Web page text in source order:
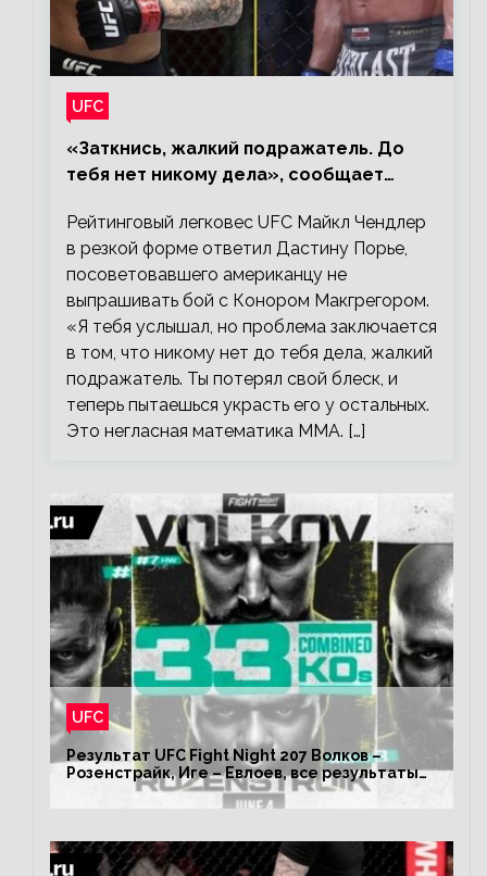
UFC
«Заткнись, жалкий подражатель. До
тебя нет никому дела», сообщает
Рейтинговый легковес UFC Майкл Чендлер
в резкой форме ответил Дастину Порье,
посоветовавшего американцу не
выпрашивать бой с Конором Макгрегором.
«Я тебя услышал, но проблема заключается
в том, что никому нет до тебя дела, жалкий
подражатель. Ты потерял свой блеск, и
теперь пытаешься украсть его у остальных.
Это негласная математика ММА. […]
UFC
Результат UFC Fight Night 207 Волков –
Розенстрайк, Иге – Евлоев, все результаты
турнира ЮФС ФН 207